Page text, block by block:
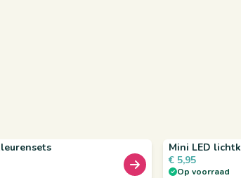
Mini LED
Op voorraad
€ 5,95